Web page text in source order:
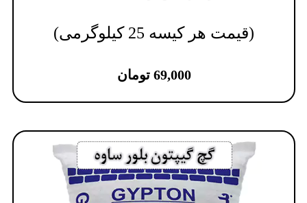
(قیمت هر کیسه 25 کیلوگرمی)
69,000 تومان